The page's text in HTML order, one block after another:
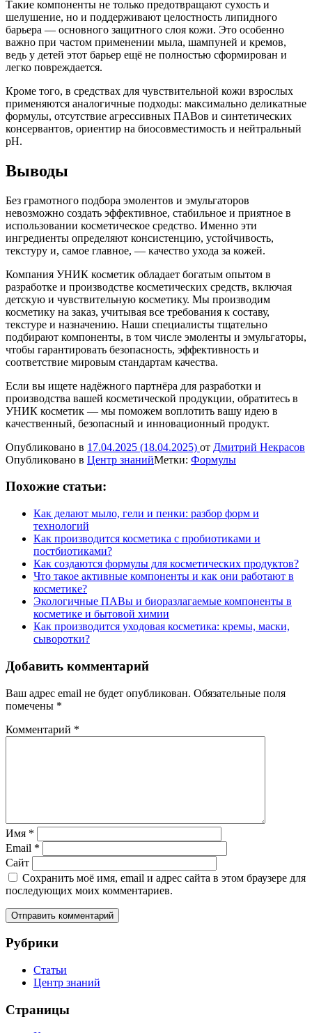
Такие компоненты не только предотвращают сухость и
шелушение, но и поддерживают целостность липидного
барьера — основного защитного слоя кожи. Это особенно
важно при частом применении мыла, шампуней и кремов,
ведь у детей этот барьер ещё не полностью сформирован и
легко повреждается.
Кроме того, в средствах для чувствительной кожи взрослых
применяются аналогичные подходы: максимально деликатные
формулы, отсутствие агрессивных ПАВов и синтетических
консервантов, ориентир на биосовместимость и нейтральный
pH.
Выводы
Без грамотного подбора эмолентов и эмульгаторов
невозможно создать эффективное, стабильное и приятное в
использовании косметическое средство. Именно эти
ингредиенты определяют консистенцию, устойчивость,
текстуру и, самое главное, — качество ухода за кожей.
Компания УНИК косметик обладает богатым опытом в
разработке и производстве косметических средств, включая
детскую и чувствительную косметику. Мы производим
косметику на заказ, учитывая все требования к составу,
текстуре и назначению. Наши специалисты тщательно
подбирают компоненты, в том числе эмоленты и эмульгаторы,
чтобы гарантировать безопасность, эффективность и
соответствие мировым стандартам качества.
Если вы ищете надёжного партнёра для разработки и
производства вашей косметической продукции, обратитесь в
УНИК косметик — мы поможем воплотить вашу идею в
качественный, безопасный и инновационный продукт.
Опубликовано в 17.04.2025 (18.04.2025) от Дмитрий Некрасов
Опубликовано в Центр знанийМетки: Формулы
Похожие статьи:
Как делают мыло, гели и пенки: разбор форм и
технологий
Как производится косметика с пробиотиками и
постбиотиками?
Как создаются формулы для косметических продуктов?
Что такое активные компоненты и как они работают в
косметике?
Экологичные ПАВы и биоразлагаемые компоненты в
косметике и бытовой химии
Как производится уходовая косметика: кремы, маски,
сыворотки?
Добавить комментарий
Ваш адрес email не будет опубликован. Обязательные поля
помечены *
Комментарий *
Имя *
Email *
Сайт
Сохранить моё имя, email и адрес сайта в этом браузере для
последующих моих комментариев.
Рубрики
Статьи
Центр знаний
Страницы